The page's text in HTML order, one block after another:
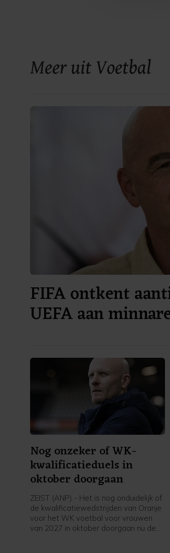
Meer uit Voetbal
FIFA ontkent
UEFA aan
Nog onzeker of WK-
kwalificatieduels in
oktober doorgaan
ZEIST (ANP) - Het is nog onduidelijk of
de kwalificatiewedstrijden van Oranje
voor het WK voetbal voor vrouwen
van 2027 in oktober doorgaan nu de